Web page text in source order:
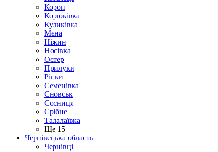
Короп
Корюківка
Куликівка
Мена
Ніжин
Носівка
Остер
Прилуки
Ріпки
Семенівка
Сновськ
Сосниця
Срібне
Талалаївка
Ще 15
Чернівецька область
Чернівці